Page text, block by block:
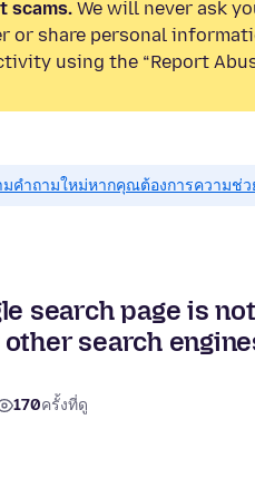
scams. We will never ask
or share personal
using the “Report
มคำถามใหม่หากคุณต้องการความช่ว
search page is
search
170ครั้งที่ดู